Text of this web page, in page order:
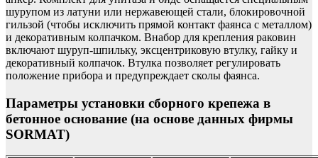
шурупом из латуни или нержавеющей стали, блокировочной
гильзой (чтобы исключить прямой контакт фаянса с металлом)
и декоративным колпачком. Внабор для крепления раковин
включают шуруп-шпильку, эксцентриковую втулку, гайку и
декоративный колпачок. Втулка позволяет регулировать
положение прибора и предупреждает сколы фаянса.
Параметры установки сборного крепежа в
бетонное основание (на основе данных фирмы
SORMAT)